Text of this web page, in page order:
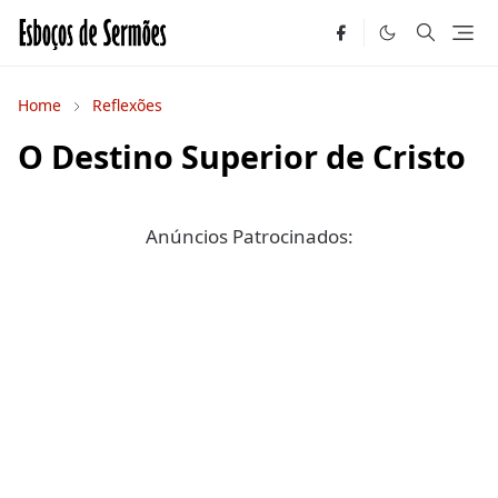
Home Reflexões
O Destino Superior de Cristo
Anúncios Patrocinados: